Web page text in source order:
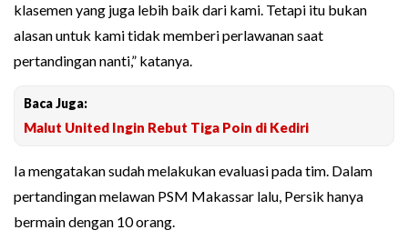
klasemen yang juga lebih baik dari kami. Tetapi itu bukan
alasan untuk kami tidak memberi perlawanan saat
pertandingan nanti,” katanya.
Baca Juga:
Malut United Ingin Rebut Tiga Poin di Kediri
Ia mengatakan sudah melakukan evaluasi pada tim. Dalam
pertandingan melawan PSM Makassar lalu, Persik hanya
bermain dengan 10 orang.